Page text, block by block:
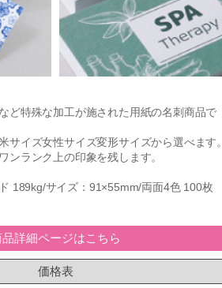
ど特殊な加工が施された用紙の名刺商品で
サイズ女性サイズ変形サイズから選べます
ンランク上の印象を残します。
189kg/サイズ：91×55mm/両面4色 100枚
品詳細ページはこちら
価格表